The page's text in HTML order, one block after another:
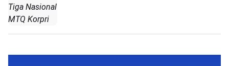
Tiga Nasional
MTQ Korpri